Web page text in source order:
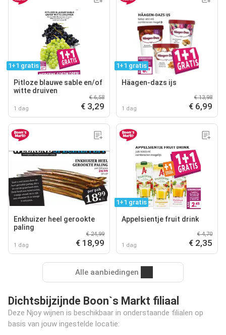
1+1 gratis
Pitloze blauwe sable en/of
witte druiven
1 dag
€ 6,58
€ 3,29
1+1 gratis
Häagen-dazs ijs
1 dag
€ 13,98
€ 6,99
Enkhuizer heel gerookte
paling
1 dag
€ 24,99
€ 18,99
1+1 gratis
Appelsientje fruit drink
1 dag
€ 4,70
€ 2,35
Alle aanbiedingen
Dichtsbijzijnde Boon`s Markt filiaal
Deze Njoy wijnen is beschikbaar in onderstaande filialen op
basis van jouw ingestelde locatie: